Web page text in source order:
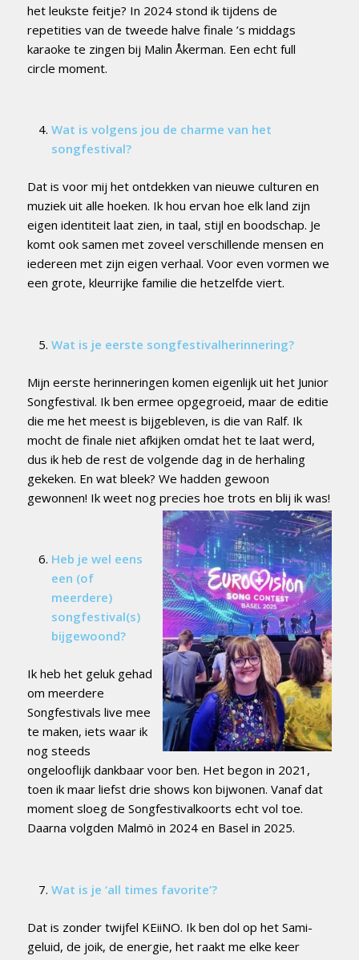
het leukste feitje? In 2024 stond ik tijdens de
repetities van de tweede halve finale ’s middags
karaoke te zingen bij Malin Åkerman. Een echt full
circle moment.
Wat is volgens jou de charme van het
songfestival?
Dat is voor mij het ontdekken van nieuwe culturen en
muziek uit alle hoeken. Ik hou ervan hoe elk land zijn
eigen identiteit laat zien, in taal, stijl en boodschap. Je
komt ook samen met zoveel verschillende mensen en
iedereen met zijn eigen verhaal. Voor even vormen we
een grote, kleurrijke familie die hetzelfde viert.
Wat is je eerste songfestivalherinnering?
Mijn eerste herinneringen komen eigenlijk uit het Junior
Songfestival. Ik ben ermee opgegroeid, maar de editie
die me het meest is bijgebleven, is die van Ralf. Ik
mocht de finale niet afkijken omdat het te laat werd,
dus ik heb de rest de volgende dag in de herhaling
gekeken. En wat bleek? We hadden gewoon
gewonnen! Ik weet nog precies hoe trots en blij ik was!
Heb je wel eens
een (of
meerdere)
songfestival(s)
bijgewoond?
Ik heb het geluk gehad
om meerdere
Songfestivals live mee
te maken, iets waar ik
nog steeds
ongelooflijk dankbaar voor ben. Het begon in 2021,
toen ik maar liefst drie shows kon bijwonen. Vanaf dat
moment sloeg de Songfestivalkoorts echt vol toe.
Daarna volgden Malmö in 2024 en Basel in 2025.
Wat is je ‘all times favorite’?
Dat is zonder twijfel KEiiNO. Ik ben dol op het Sami-
geluid, de joik, de energie, het raakt me elke keer